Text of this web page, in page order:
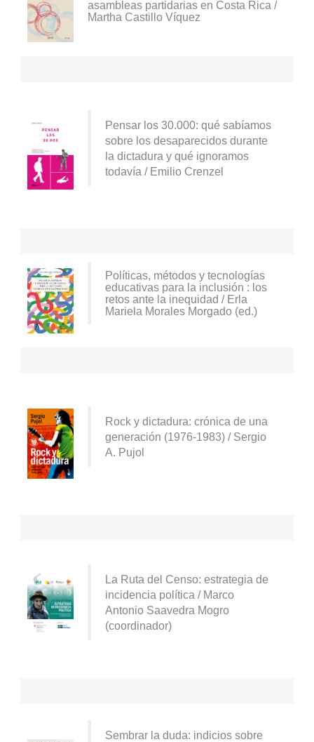
asambleas partidarias en Costa Rica /
Martha Castillo Víquez
Pensar los 30.000: qué sabíamos
sobre los desaparecidos durante
la dictadura y qué ignoramos
todavía / Emilio Crenzel
Políticas, métodos y tecnologías
educativas para la inclusión : los
retos ante la inequidad / Erla
Mariela Morales Morgado (ed.)
Rock y dictadura: crónica de una
generación (1976-1983) / Sergio
A. Pujol
La Ruta del Censo: estrategia de
incidencia política / Marco
Antonio Saavedra Mogro
(coordinador)
Sembrar la duda: indicios sobre